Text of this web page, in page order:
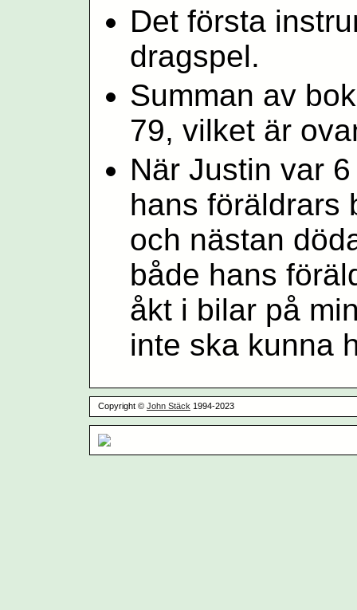
Det första
dragspel.
Summan av
79, vilket är
När Justin var
hans föräldrars
och nästan
både hans
åkt i bilar på
inte ska kunna
Copyright © John Stäck 1994-2023